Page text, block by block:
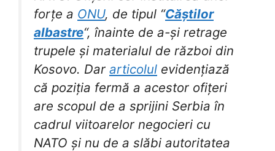
forțe a ONU, de tipul “Căștilor
albastre“, înainte de a-și retrage
trupele și materialul de război din
Kosovo. Dar articolul evidențiază
că poziția fermă a acestor ofițeri
are scopul de a sprijini Serbia în
cadrul viitoarelor negocieri cu
NATO și nu de a slăbi autoritatea